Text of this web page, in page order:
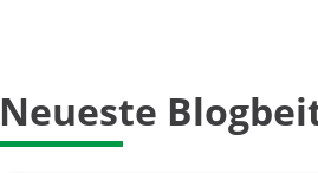
Kalibrier-Arbeitsplatzsystem
Kalibriertrends
Feb 26, 2020
Warum
Neueste